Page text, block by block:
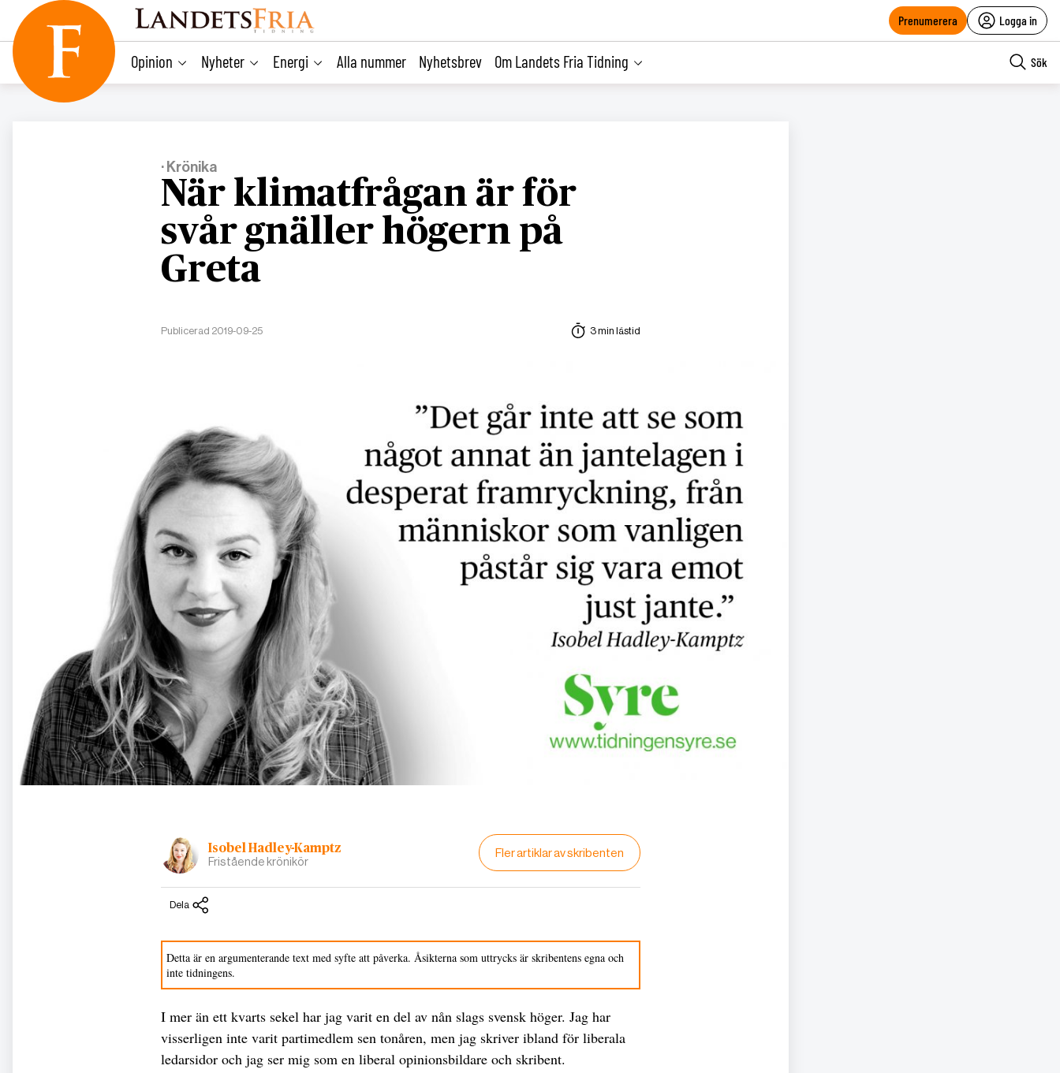
content
Prenumerera Logga in
Opinion Nyheter Energi Alla nummer Nyhetsbrev Om Landets Fria Tidning Sök
· Krönika
När klimatfrågan är för
svår gnäller högern på
Greta
Publicerad 2019-09-25 3 min lästid
Isobel Hadley-Kamptz
Fristående krönikör
Fler artiklar av skribenten
Dela
Detta är en argumenterande text med syfte att påverka. Åsikterna som uttrycks är skribentens egna och
inte tidningens.
I mer än ett kvarts sekel har jag varit en del av nån slags svensk höger. Jag har
visserligen inte varit partimedlem sen tonåren, men jag skriver ibland för liberala
ledarsidor och jag ser mig som en liberal opinionsbildare och skribent.